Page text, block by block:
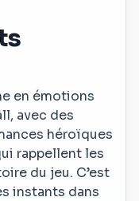
en émotions
avec des
héroïques
rappellent les
du jeu. C’est
instants dans